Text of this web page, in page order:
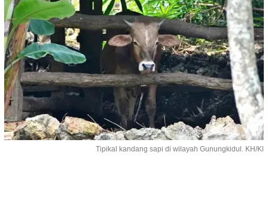
Tipikal kandang sapi di wilayah Gunungkidul. KH/Kl